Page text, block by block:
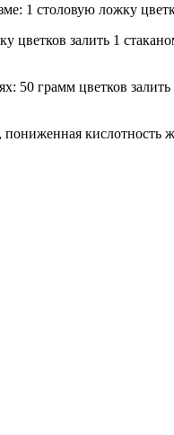
1 столовую ложку
цветков залить 1
50 грамм цветков
пониженная кислотность